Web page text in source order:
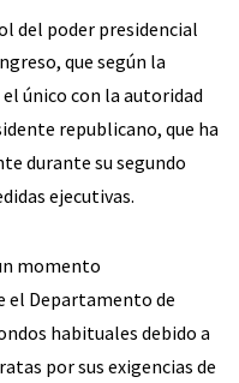
del poder presidencial
que según la
único con la autoridad
republicano, que ha
durante su segundo
ejecutivas.
momento
el Departamento de
habituales debido a
por sus exigencias de